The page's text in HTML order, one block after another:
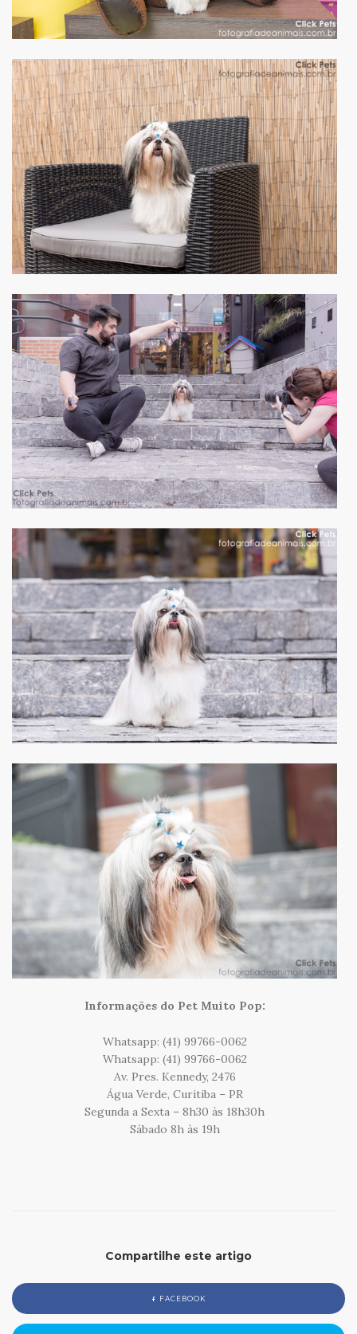
Informações do Pet Muito Pop:
Whatsapp: (41) 99766-0062
Whatsapp: (41) 99766-0062
Av. Pres. Kennedy, 2476
Água Verde, Curitiba – PR
Segunda a Sexta – 8h30 às 18h30h
Sábado 8h às 19h
Compartilhe este artigo
FACEBOOK